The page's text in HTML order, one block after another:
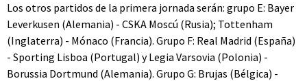
Los otros partidos de la primera jornada serán: grupo E: Bayer
Leverkusen (Alemania) - CSKA Moscú (Rusia); Tottenham
(Inglaterra) - Mónaco (Francia). Grupo F: Real Madrid (España)
- Sporting Lisboa (Portugal) y Legia Varsovia (Polonia) -
Borussia Dortmund (Alemania). Grupo G: Brujas (Bélgica) -